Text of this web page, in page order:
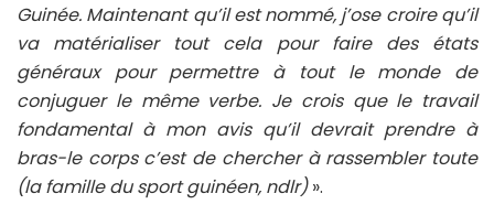
Guinée. Maintenant qu’il est nommé, j’ose croire qu’il
va matérialiser tout cela pour faire des états
généraux pour permettre à tout le monde de
conjuguer le même verbe. Je crois que le travail
fondamental à mon avis qu’il devrait prendre à
bras-le corps c’est de chercher à rassembler toute
(la famille du sport guinéen, ndlr)».